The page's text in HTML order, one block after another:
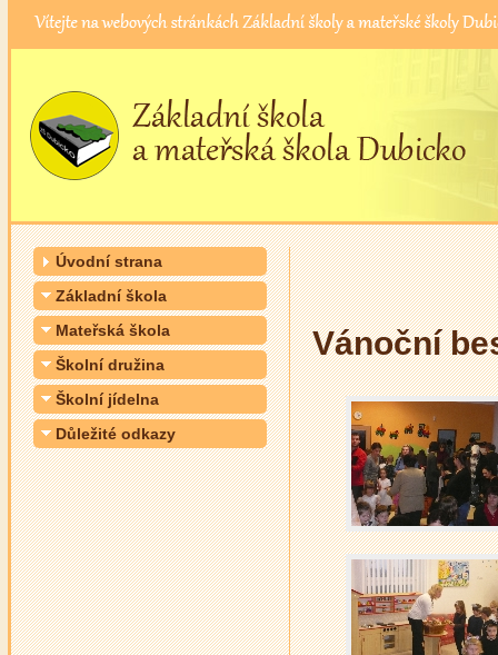
Úvodní strana
Základní škola
Mateřská škola
Školní družina
Školní jídelna
Důležité odkazy
Vánoční